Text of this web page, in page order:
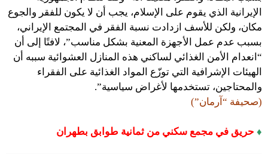
الإيرانية الذي يقوم على الإسلام، يجب أن لا يكون للفقر والجوع
مكان، ولكن للأسف ازدادت نسبة الفقر في المجتمع الإيراني،
بسبب عدم عمل الأجهزة المعنية بشكل مناسب”، لافتًا إلى أن
“انعدام الأمن الغذائي لساكني هذه المنازل العشوائية سببه أن
الهيئات الإشرافية التي توزّع المواد الغذائية على الفقراء
والمحتاجين، تستخدمها لأغراض سياسية”.
(صحيفة “آرمان”)
♦ حريق في مجمع سكني من ثمانية طوابق بطهران